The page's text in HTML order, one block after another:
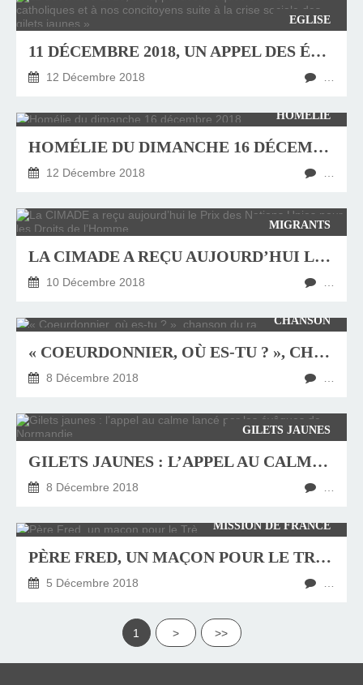
EGLISE
11 DÉCEMBRE 2018, UN APPEL DES ÉVÊQUES DE FRANCE AUX CATHOLIQUES ET À NOS CONCITOYENS SUITE À LA CRISE SOCIALE DES « GILETS JAUNES »
12 Décembre 2018
HOMÉLIE
HOMÉLIE DU DIMANCHE 16 DÉCEMBRE 2018
12 Décembre 2018
MIGRANTS
LA CIMADE A REÇU AUJOURD’HUI LE PRIX DES NATIONS UNIES POUR LES DROITS DE L’HOMME
10 Décembre 2018
CHANSON
« COEURDONNIER, OÙ ES-TU ? », CHANSON DU RAPPEUR SOPRANO
8 Décembre 2018
GILETS JAUNES
GILETS JAUNES : L’APPEL AU CALME LANCÉ PAR LES ÉVÊQUES DE NORMANDIE
8 Décembre 2018
MISSION DE FRANCE
PÈRE FRED, UN MAÇON POUR LE TRÈS-HAUT
5 Décembre 2018
1 > >>